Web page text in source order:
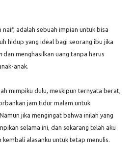
naif, adalah sebuah impian untuk bisa
hidup yang ideal bagi seorang ibu jika
dan menghasilkan uang tanpa harus
anak.
mimpiku dulu, meskipun ternyata berat,
jam tidur malam untuk
jika mengingat bahwa inilah yang
selama ini, dan sekarang telah aku
kembali alasanku untuk tetap menulis.